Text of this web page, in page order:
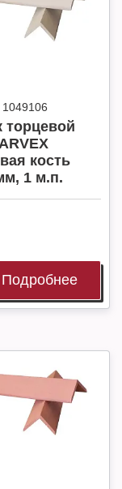
1049106
торцевой
кость
1 м.п.
Подробнее